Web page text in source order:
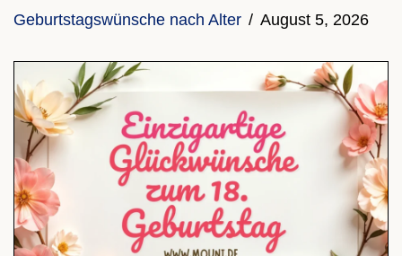
Geburtstagswünsche nach Alter August 5, 2026